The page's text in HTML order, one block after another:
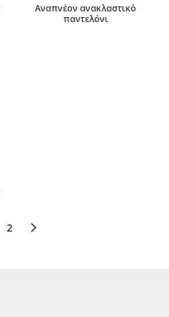
Αναπνέον ανακλαστικό
παντελόνι
2